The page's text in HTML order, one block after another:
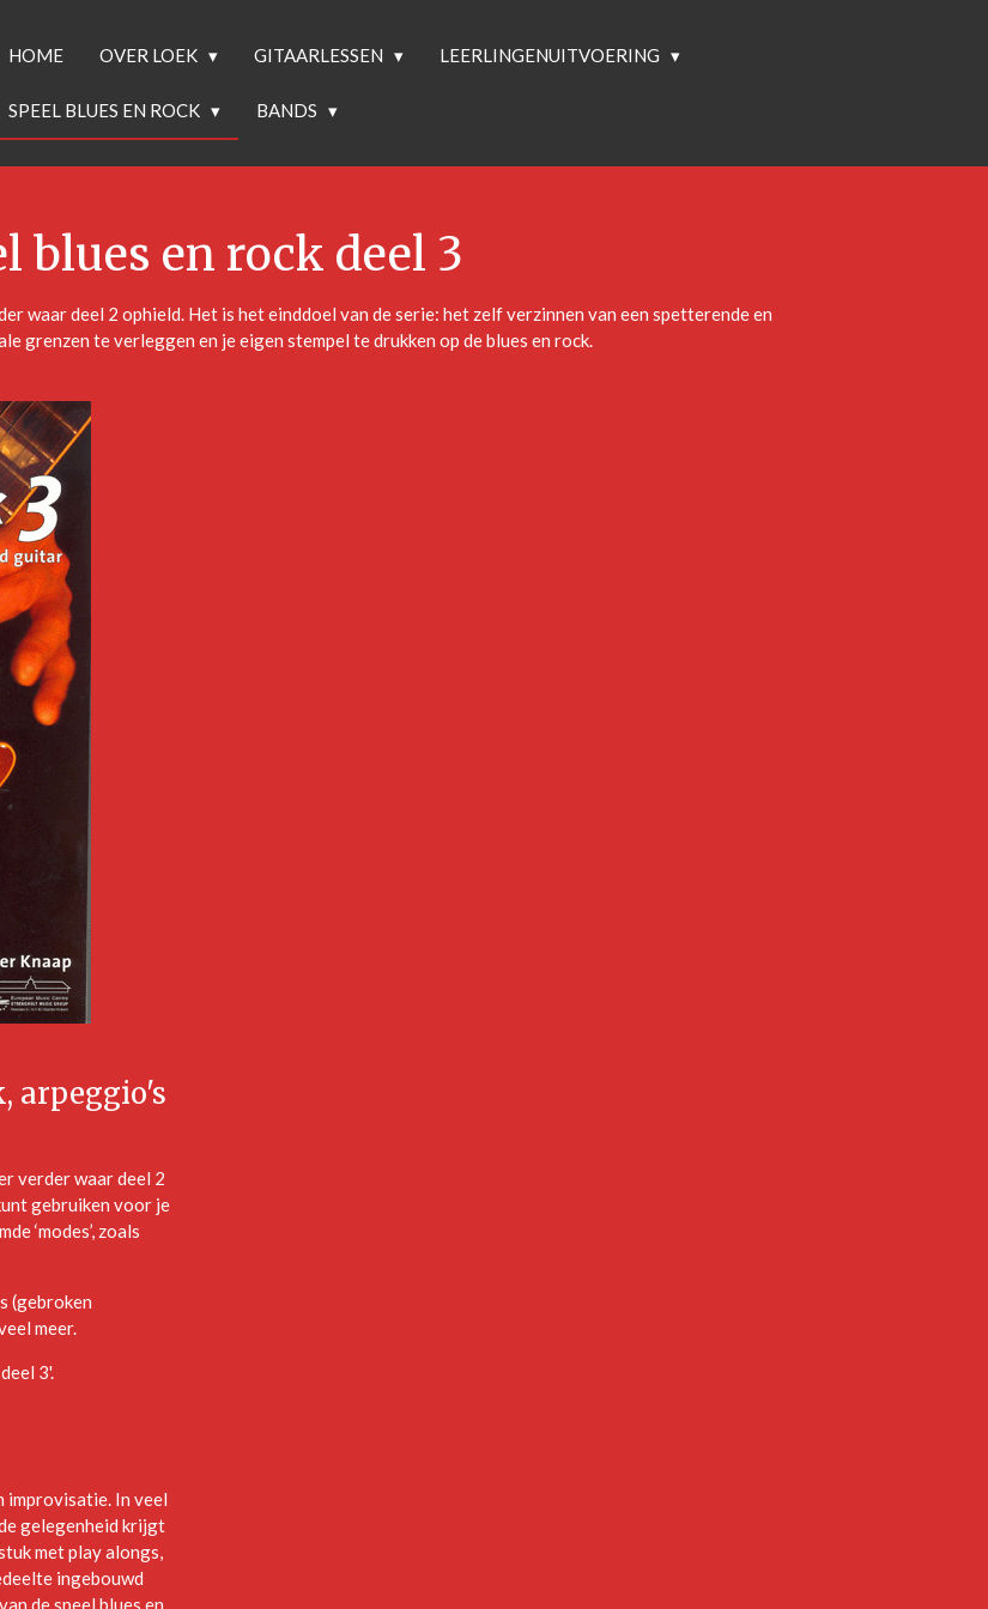
HOME OVER LOEK GITAARLESSEN LEERLINGENUITVOERING
SPEEL BLUES EN ROCK BANDS
blues en rock deel 3
waar deel 2 ophield. Het is het einddoel van de serie: het zelf verzinnen van een spetterende en
grenzen te verleggen en je eigen stempel te drukken op de blues en rock.
arpeggio's
verder waar deel 2
gebruiken voor je
‘modes’, zoals
(gebroken
meer.
3'.
improvisatie. In veel
gelegenheid krijgt
met play alongs,
ingebouwd
de speel blues en